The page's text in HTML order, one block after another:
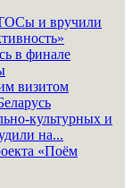
и вручили
в финале
визитом
культурных и
на...
«Поём